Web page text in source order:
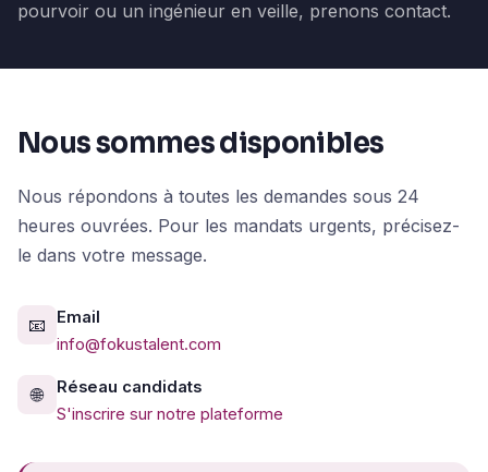
pourvoir ou un ingénieur en veille, prenons contact.
Nous sommes disponibles
Nous répondons à toutes les demandes sous 24
heures ouvrées. Pour les mandats urgents, précisez-
le dans votre message.
📧
Email
info@fokustalent.com
🌐
Réseau candidats
S'inscrire sur notre plateforme